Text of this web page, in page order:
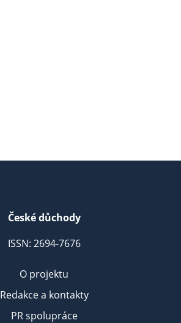
České důchody
ISSN: 2694-7676
O projektu
Redakce a kontakty
PR spolupráce